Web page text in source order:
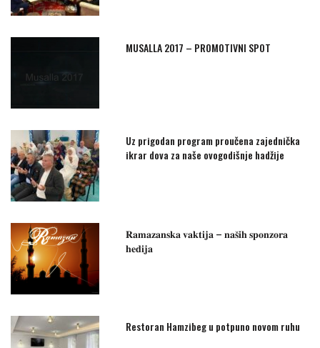
MUSALLA 2017 – PROMOTIVNI SPOT
Uz prigodan program proučena zajednička
ikrar dova za naše ovogodišnje hadžije
𝐑𝐚𝐦𝐚𝐳𝐚𝐧𝐬𝐤𝐚 𝐯𝐚𝐤𝐭𝐢𝐣𝐚 – 𝐧𝐚𝐬̌𝐢𝐡 𝐬𝐩𝐨𝐧𝐳𝐨𝐫𝐚
𝐡𝐞𝐝𝐢𝐣𝐚
Restoran Hamzibeg u potpuno novom ruhu